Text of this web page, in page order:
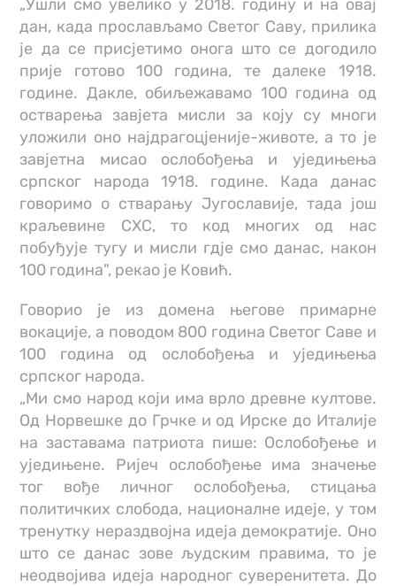
„Ушли смо увелико у 2018. годину и на овај
дан, када прослављамо Светог Саву, прилика
је да се присјетимо онога што се догодило
прије готово 100 година, те далеке 1918.
године. Дакле, обиљежавамо 100 година од
остварења завјета мисли за коју су многи
уложили оно најдрагоцјеније-животе, а то је
завјетна мисао ослобођења и уједињења
српског народа 1918. године. Када данас
говоримо о стварању Југославије, тада још
краљевине СХС, то код многих од нас
побуђује тугу и мисли гдје смо данас, након
100 година", рекао је Ковић.
Говорио је из домена његове примарне
вокације, а поводом 800 година Светог Саве и
100 година од ослобођења и уједињења
српског народа.
„Ми смо народ који има врло древне култове.
Од Норвешке до Грчке и од Ирске до Италије
на заставама патриота пише: Ослобођење и
уједињене. Ријеч ослобођење има значење
тог вође личног ослобођења, стицања
политичких слобода, националне идеје, у том
тренутку нераздвојна идеја демократије. Оно
што се данас зове људским правима, то је
неодвојива идеја народног суверенитета. До